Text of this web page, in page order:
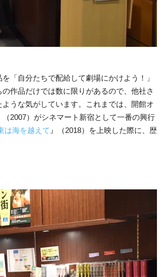
「自分たちで配給して劇場にかけよう！」
作品だけでは数に限りがあるので、他社さ
うな気がしています。これまでは、開館オ
（2007）がシネマート新宿として一番の興行
は海を越えて 』（2018）を上映した際に、歴